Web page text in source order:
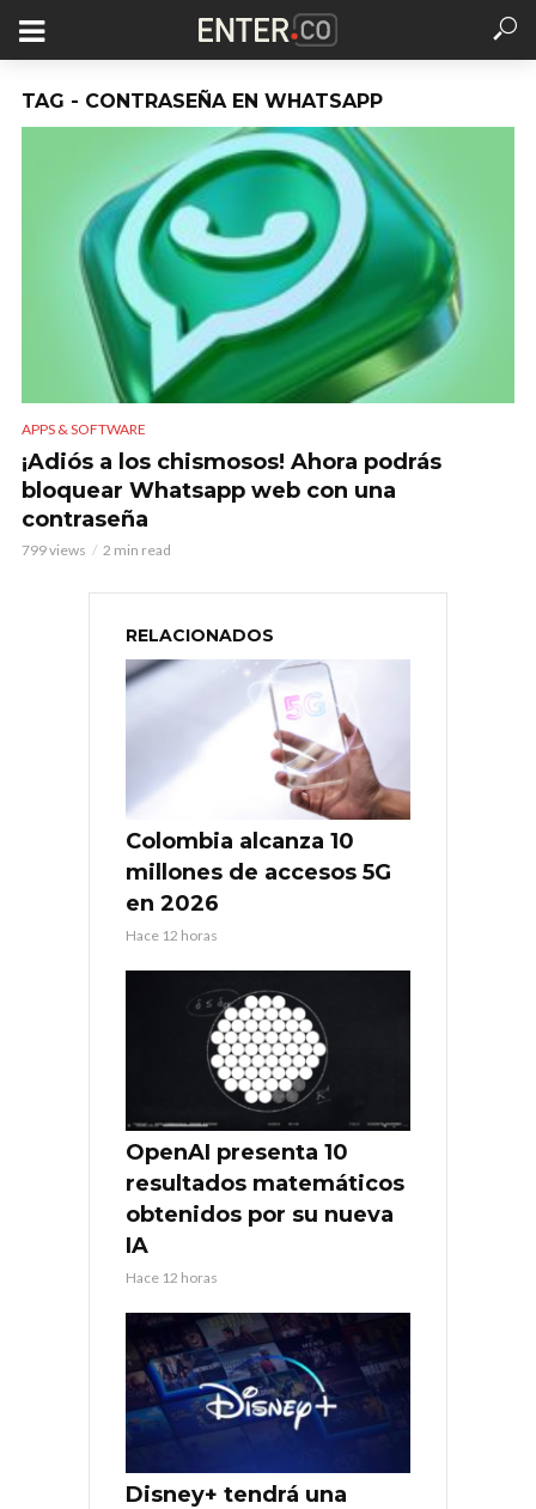
TAG - CONTRASEÑA EN WHATSAPP
APPS & SOFTWARE
¡Adiós a los chismosos! Ahora podrás
bloquear Whatsapp web con una
contraseña
799 views 2 min read
RELACIONADOS
Colombia alcanza 10
millones de accesos 5G
en 2026
Hace 12 horas
OpenAI presenta 10
resultados matemáticos
obtenidos por su nueva
IA
Hace 12 horas
Disney+ tendrá una